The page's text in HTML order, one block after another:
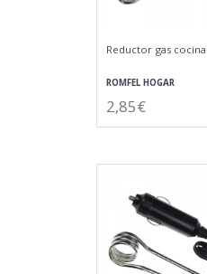
Reductor gas cocina
ROMFEL HOGAR
2,85€